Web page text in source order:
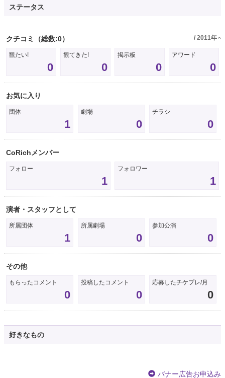
ステータス
クチコミ （総数:0） / 2011年～
観たい!
0
観てきた!
0
掲示板
0
アワード
0
お気に入り
団体
1
劇場
0
チラシ
0
CoRichメンバー
フォロー
1
フォロワー
1
演者・スタッフとして
所属団体
1
所属劇場
0
参加公演
0
その他
もらったコメント
0
投稿したコメント
0
応募したチケプレ/月
0
好きなもの
バナー広告お申込み